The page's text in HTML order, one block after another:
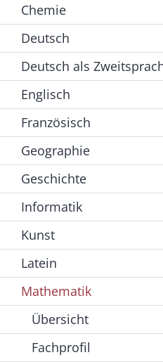
Chemie
Deutsch
Deutsch als
Englisch
Französisch
Geographie
Geschichte
Informatik
Kunst
Latein
Mathematik
Übersicht
Fachprofil